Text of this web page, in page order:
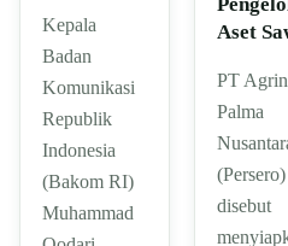
Kepala
Badan
Komunikasi
Republik
Indonesia
(Bakom RI)
Muhammad
Aset
PT
Palma
(Persero)
disebut